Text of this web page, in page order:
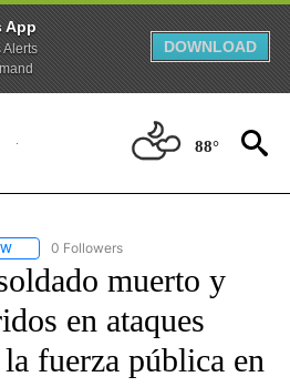
App
Alerts
DOWNLOAD
88°
FOLLOW "CNN - SPANISH" TO RECEIVE
0 Followers
muerto y
en ataques
fuerza pública en